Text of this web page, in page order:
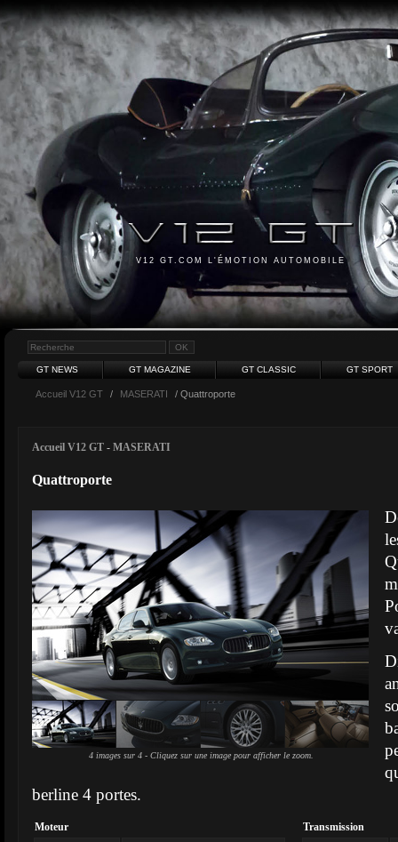
V12 GT.COM L'ÉMOTION AUTOMOBILE
GT NEWS GT MAGAZINE GT CLASSIC GT SPORT
Accueil V12 GT / MASERATI / Quattroporte
Accueil V12 GT - MASERATI
Quattroporte
4 images sur 4 - Cliquez sur une image pour afficher le zoom.
berline 4 portes.
Moteur Transmission